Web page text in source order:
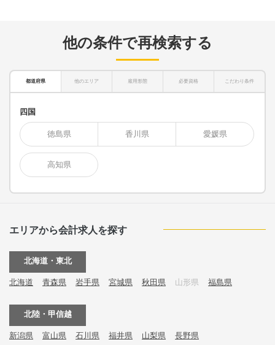
他の条件で再検索する
都道府県 他のエリア 雇用形態 必要資格 こだわり条件
四国
徳島県 香川県 愛媛県
高知県
エリアから会計求人を探す
北海道・東北
北海道 青森県 岩手県 宮城県 秋田県 山形県 福島県
北陸・甲信越
新潟県 富山県 石川県 福井県 山梨県 長野県